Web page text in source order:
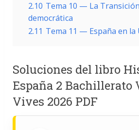
2.10 Tema 10 — La
democrática
2.11 Tema 11 — España en
Soluciones del libro
España 2 Bachillerato
Vives 2026 PDF